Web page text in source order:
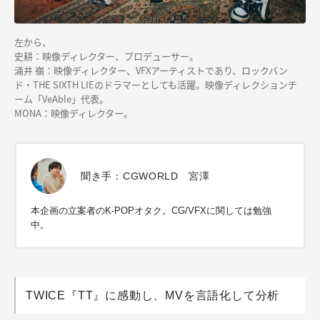
左から、
史耕： 映像ディレクター、プロデューサー。
涌井 嶺： 映像ディレクター、VFXアーティストであり、ロックバン
ド・THE SIXTH LIEのドラマーとしても活躍。映像ディレクションチ
ーム「VeAble」代表。
MONA：映像ディレクター。
聞き手：CGWORLD 宮澤
本企画の立案者のK-POPオタク。CG/VFXに関しては勉強
中。
TWICE『TT』に感動し、MVを言語化して分析